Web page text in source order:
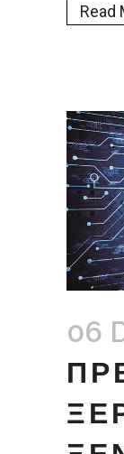
Read
06